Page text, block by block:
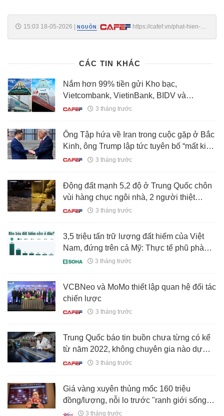
15:03 18-05-2026 NGUỒN :
https://cafef.vn/phat-hien-
CÁC TIN KHÁC
Nắm hơn 99% tiền gửi Kho bạc,
Vietcombank, VietinBank, BIDV và
Agribank hưởng lợi lớn nhất từ quy định
3 tháng trước
Ông Tập hứa về Iran trong cuộc gặp ở Bắc
Kinh, ông Trump lập tức tuyên bố “mất kiên
nhẫn” với Iran3 tháng trước
Động đất mạnh 5,2 độ ở Trung Quốc chôn
vùi hàng chục ngôi nhà, 2 người thiệt
mạng, hơn 7.000 người sơ tán
3 tháng trước
3,5 triệu tấn trữ lượng đất hiếm của Việt
Nam, đứng trên cả Mỹ: Thực tế phũ phàng
tại các DN quản lý, khai thác mỏ
3 tháng trước
VCBNeo và MoMo thiết lập quan hệ đối tác
chiến lược
3 tháng trước
Trung Quốc báo tin buồn chưa từng có kể
từ năm 2022, không chuyên gia nào dự
đoán được3 tháng trước
Giá vàng xuyên thủng mốc 160 triệu
đồng/lượng, nỗi lo trước "ranh giới sống
còn"
3 tháng trước